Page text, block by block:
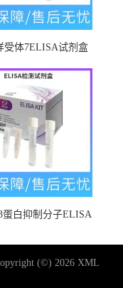
受体7ELISA试剂盒
蛋白抑制分子ELISA
(©) 2026 XML